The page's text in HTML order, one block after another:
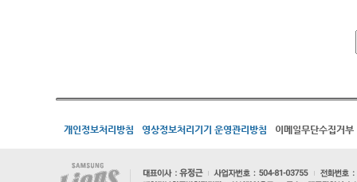
개인정보처리방침 영상정보처리기기 운영관리방침 이메일무단수집거부